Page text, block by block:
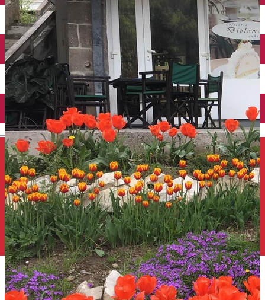
English
Închirieri auto
Închirieri de biciclete